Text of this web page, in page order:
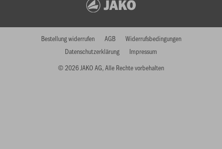
© 2026 JAKO AG, Alle Rechte vorbehalten
Bestellung widerrufen AGB
Widerrufsbedingungen
Datenschutzerklärung
Impressum